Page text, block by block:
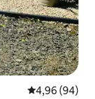
Évaluation
4,96 (94)